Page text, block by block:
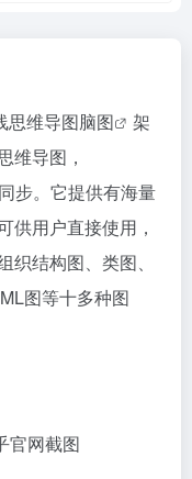
思维导图脑图
架
维导图，
步。它提供有海量
供用户直接使用，
结构图、类图、
图等十多种图
官网截图